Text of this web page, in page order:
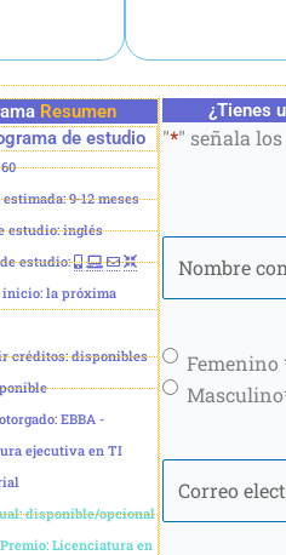
Resumen
de estudio
9-12 meses
estudio: inglés
estudio:
inicio: la próxima
créditos: disponibles
EBBA -
ejecutiva en TI
disponible/opcional
Licenciatura en
¿Tienes
"*" señala
completo*
Género*
Femenino
electrónico*